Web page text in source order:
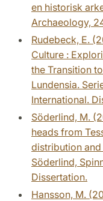
en historisk
Archaeology,
Rudebeck, E.
Culture :
the Transition
Lundensia.
International.
Söderlind, M.
heads from
distribution
Söderlind,
Dissertation.
Hansson, M.